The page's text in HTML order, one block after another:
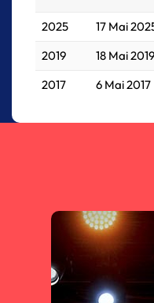
2025 17 Mai
2019
18 Mai 2019
2017
6 Mai 2017